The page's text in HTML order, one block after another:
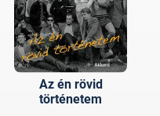
Az én rövid
történetem